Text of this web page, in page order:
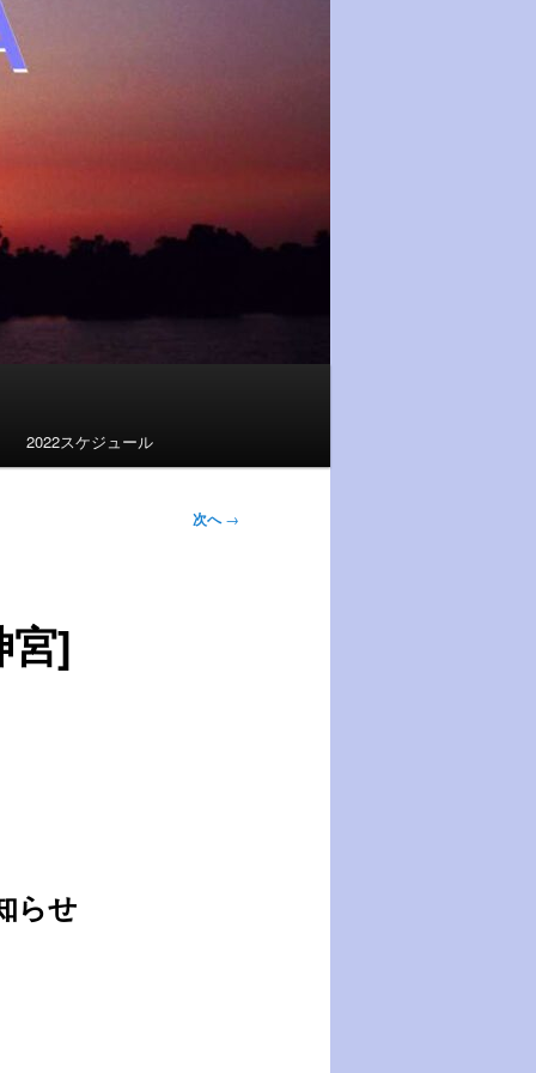
2022スケジュール
次へ→
宮]
らせ